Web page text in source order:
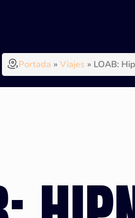
Portada » Viajes » LOAB: